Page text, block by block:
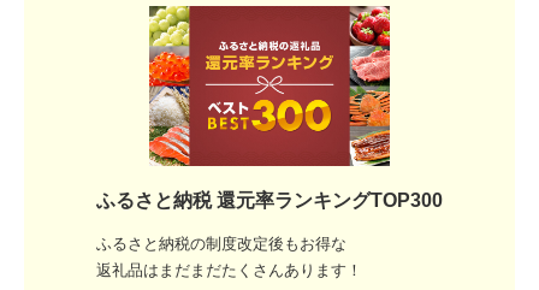
ふるさと納税 還元率ランキングTOP300
ふるさと納税の制度改定後もお得な
返礼品はまだまだたくさんあります！